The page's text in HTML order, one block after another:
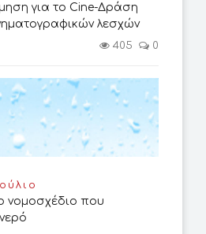
για το Cine-Δράση
λεσχών
405 0
νομοσχέδιο που